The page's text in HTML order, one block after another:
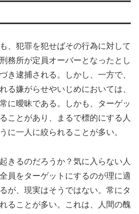
、犯罪を犯せばその行為に対して
務所が定員オーバーとなったとし
き逮捕される。しかし、一方で、
る嫌がらせやいじめにおいては、
に曖昧である。しかも、ターゲッ
ことがあり、まるで標的にする人
に一人に絞られることが多い。
きるのだろうか？気に入らない人
員をターゲットにするのが理に適
が、現実はそうではない。常にタ
ることが多い。これは、人間の醜